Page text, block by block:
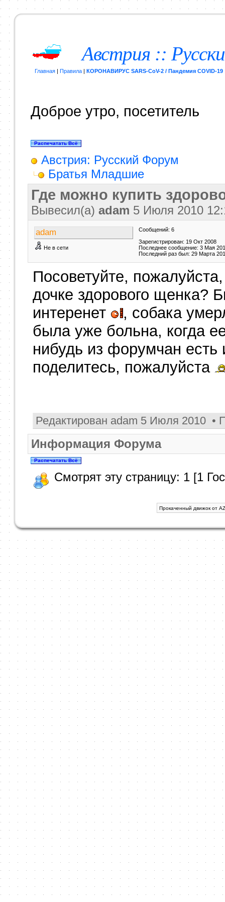
Австрия ::
Главная| Правила| КОРОНАВИРУС SARS-CoV-2 / Пандемия COVID-19
Доброе утро, посетитель
Австрия: Русский Форум
Братья Младшие
Где можно купить
Вывесил(a) adam 5 Июля 2010
adam
Не в сети
Сообщений: 6
Зарегистрирован: 19 Окт 2008
Последнее сообщение: 3 Мая
Последний раз был: 29 Марта
Посоветуйте,
дочке здорового щенка?
интеренет
, собака
была уже больна, когда
нибудь из форумчан
поделитесь, пожалуйста
Редактирован adam 5 Июля 2010 •
Информация Форума
Смотрят эту страницу: 1 [1
Прокаченный движок от